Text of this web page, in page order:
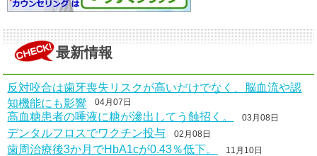
最新情報
反対咬合は歯牙喪失リスクが高いだけでなく、脳血流や認
知機能にも影響 04月07日
高血糖患者の唾液に糖が滲出してう蝕招く。 03月08日
デンタルフロスでワクチン投与 02月08日
歯周治療後3か月でHbA1cが0.43％低下。 11月10日